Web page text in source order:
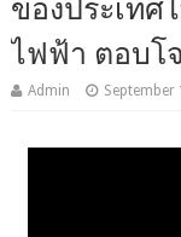
ไฟฟ้า ตอบโ
Admin September